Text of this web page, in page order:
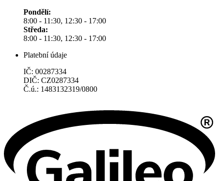
Pondělí:
8:00 - 11:30, 12:30 - 17:00
Středa:
8:00 - 11:30, 12:30 - 17:00
Platební údaje
IČ: 00287334
DIČ: CZ0287334
Č.ú.: 1483132319/0800